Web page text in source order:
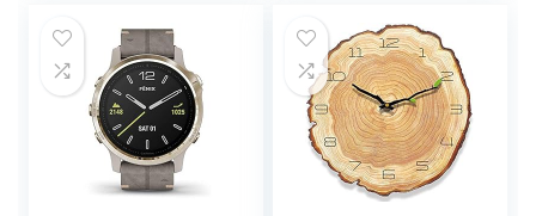
Decor Klokken -
Niet Stil (Turkoois)